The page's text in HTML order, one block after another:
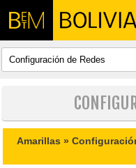
Amarillas »